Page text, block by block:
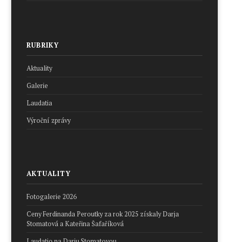
RUBRIKY
Aktuality
Galerie
Laudatia
Výroční zprávy
AKTUALITY
Fotogalerie 2026
Ceny Ferdinanda Peroutky za rok 2025 získaly Darja
Stomatová a Kateřina Šafaříková